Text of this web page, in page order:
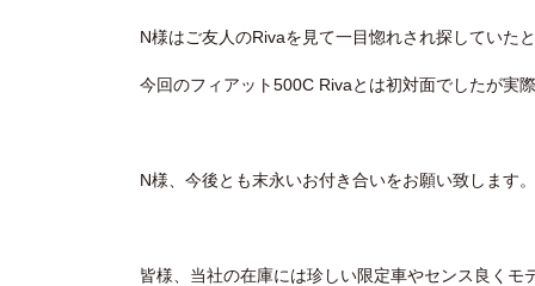
N様はご友人のRivaを見て一目惚れされ探していた
今回のフィアット500C Rivaとは初対面でしたが実
N様、今後とも末永いお付き合いをお願い致します。
皆様、当社の在庫には珍しい限定車やセンス良く